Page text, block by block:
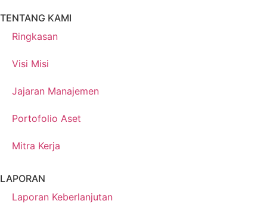
TENTANG KAMI
Ringkasan
Visi Misi
Jajaran Manajemen
Portofolio Aset
Mitra Kerja
LAPORAN
Laporan Keberlanjutan